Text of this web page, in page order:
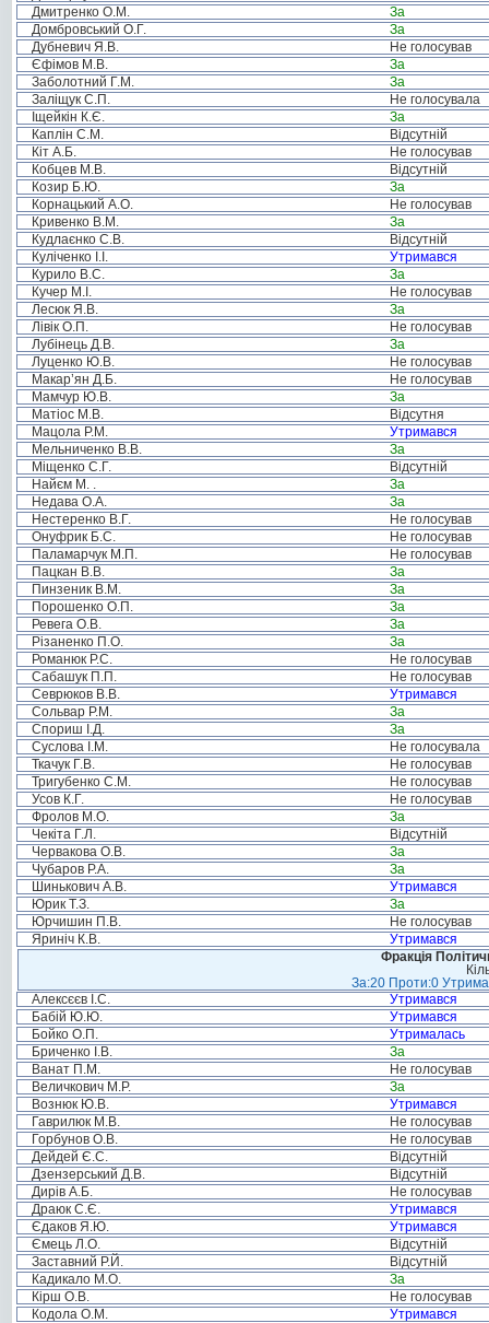
Дмитренко О.М.
За
Домбровський О.Г.
За
Дубневич Я.В.
Не голосував
Єфімов М.В.
За
Заболотний Г.М.
За
Заліщук С.П.
Не голосувала
Іщейкін К.Є.
За
Каплін С.М.
Відсутній
Кіт А.Б.
Не голосував
Кобцев М.В.
Відсутній
Козир Б.Ю.
За
Корнацький А.О.
Не голосував
Кривенко В.М.
За
Кудлаєнко С.В.
Відсутній
Куліченко І.І.
Утримався
Курило В.С.
За
Кучер М.І.
Не голосував
Лесюк Я.В.
За
Лівік О.П.
Не голосував
Лубінець Д.В.
За
Луценко Ю.В.
Не голосував
Макар’ян Д.Б.
Не голосував
Мамчур Ю.В.
За
Матіос М.В.
Відсутня
Мацола Р.М.
Утримався
Мельниченко В.В.
За
Міщенко С.Г.
Відсутній
Найєм М. .
За
Недава О.А.
За
Нестеренко В.Г.
Не голосував
Онуфрик Б.С.
Не голосував
Паламарчук М.П.
Не голосував
Пацкан В.В.
За
Пинзеник В.М.
За
Порошенко О.П.
За
Ревега О.В.
За
Різаненко П.О.
За
Романюк Р.С.
Не голосував
Сабашук П.П.
Не голосував
Севрюков В.В.
Утримався
Сольвар Р.М.
За
Спориш І.Д.
За
Суслова І.М.
Не голосувала
Ткачук Г.В.
Не голосував
Тригубенко С.М.
Не голосував
Усов К.Г.
Не голосував
Фролов М.О.
За
Чекіта Г.Л.
Відсутній
Червакова О.В.
За
Чубаров Р.А.
За
Шинькович А.В.
Утримався
Юрик Т.З.
За
Юрчишин П.В.
Не голосував
Яриніч К.В.
Утримався
Фракція
За:20 Проти:0
Алексєєв І.С.
Утримався
Бабій Ю.Ю.
Утримався
Бойко О.П.
Утрималась
Бриченко І.В.
За
Ванат П.М.
Не голосував
Величкович М.Р.
За
Вознюк Ю.В.
Утримався
Гаврилюк М.В.
Не голосував
Горбунов О.В.
Не голосував
Дейдей Є.С.
Відсутній
Дзензерський Д.В.
Відсутній
Дирів А.Б.
Не голосував
Драюк С.Є.
Утримався
Єдаков Я.Ю.
Утримався
Ємець Л.О.
Відсутній
Заставний Р.Й.
Відсутній
Кадикало М.О.
За
Кірш О.В.
Не голосував
Кодола О.М.
Утримався